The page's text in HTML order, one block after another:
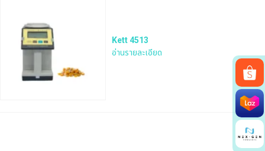
Kett 4513
อ่านรายละเอียด